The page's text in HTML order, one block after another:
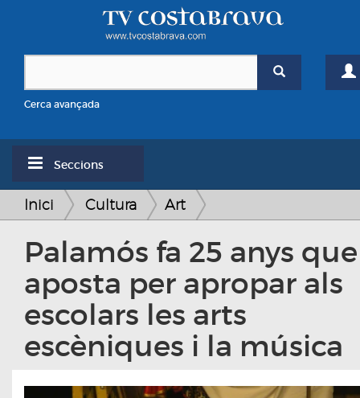
Cerca avançada
Seccions
Inici Cultura Art
Palamós fa 25 anys que
aposta per apropar als
escolars les arts
escèniques i la música